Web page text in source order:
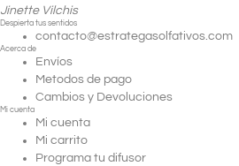
Jinette Vilchis
Despierta tus sentidos
contacto@estrategasolfativos.com
Acerca de
Envíos
Metodos de pago
Cambios y Devoluciones
Mi cuenta
Mi cuenta
Mi carrito
Programa tu difusor